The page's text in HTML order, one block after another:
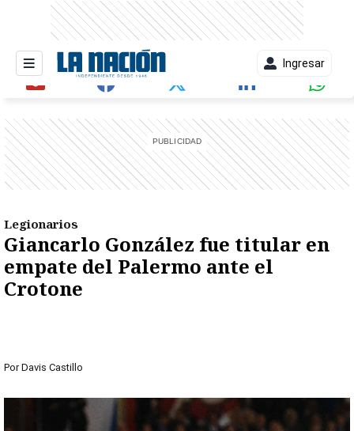
Ingresar
Legionarios
Giancarlo González fue titular en
empate del Palermo ante el
Crotone
Por Davis Castillo